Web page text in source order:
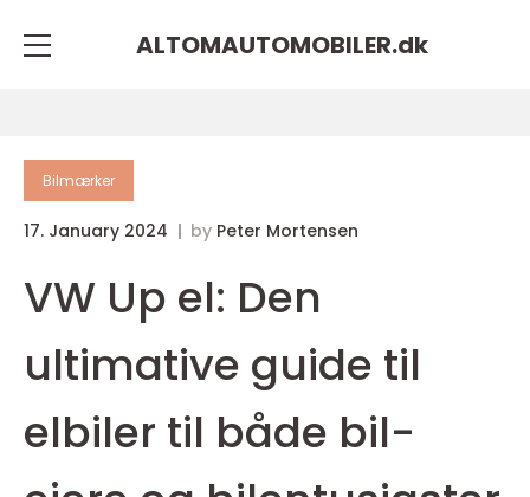
ALTOMAUTOMOBILER.dk
Bilmærker
17. January 2024 by Peter Mortensen
VW Up el: Den
ultimative guide til
elbiler til både bil-